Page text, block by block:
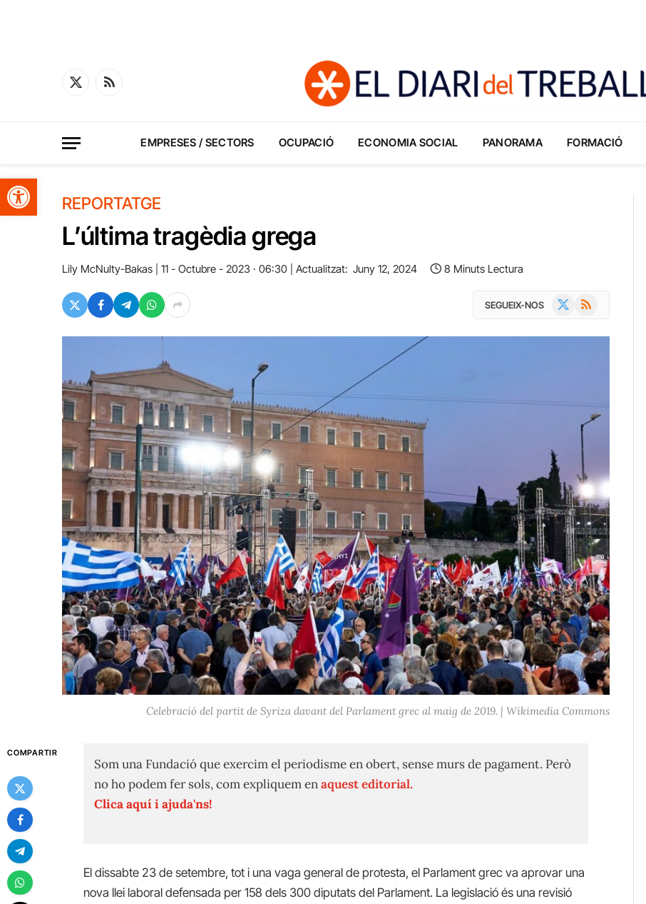
Obre la barra d'eines
X
RSS
EMPRESES / SECTORS OCUPACIÓ ECONOMIA SOCIAL PANORAMA FORMACIÓ
REPORTATGE
L’última tragèdia grega
Lily McNulty-Bakas 11 - Octubre - 2023 · 06:30 Actualitzat: Juny 12, 2024 8 Minuts Lectura
SEGUEIX-NOS RSS
Celebració del partit de Syriza davant del Parlament grec al maig de 2019. | Wikimedia Commons
COMPARTIR
Som una Fundació que exercim el periodisme en obert, sense murs de pagament. Però
no ho podem fer sols, com expliquem enaquest editorial.
Clica aquí i ajuda'ns!
El dissabte 23 de setembre, tot i una vaga general de protesta, el Parlament grec va aprovar una
nova llei laboral defensada per 158 dels 300 diputats del Parlament. La legislació és una revisió